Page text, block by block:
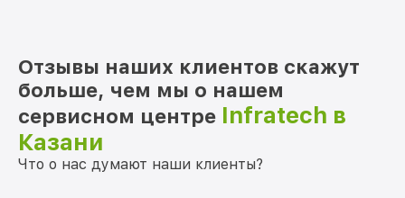
Отзывы наших клиентов скажут
больше, чем мы о нашем
сервисном центре Infratech в
Казани
Что о нас думают наши клиенты?